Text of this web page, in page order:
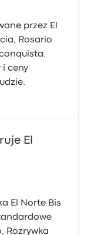
przez El
Rosario
i ceny
El
El Norte Bis
Rozrywka